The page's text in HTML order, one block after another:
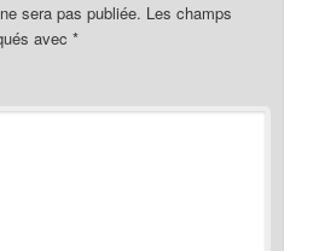
sera pas publiée. Les champs
avec*